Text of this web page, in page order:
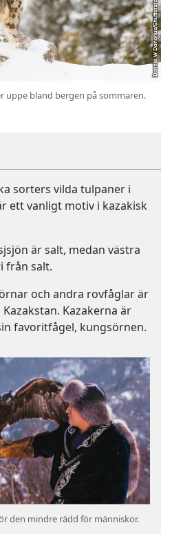
uppe bland bergen på sommaren.
sorters vilda tulpaner i
ett vanligt motiv i kazakisk
är salt, medan västra
från salt.
och andra rovfåglar är
Kazakerna är
favoritfågel, kungsörnen.
den mindre rädd för människor.